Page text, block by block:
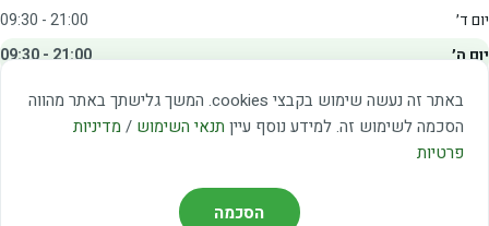
באתר זה נעשה שימוש בקבצי cookies. המשך גלישתך באתר מהווה
הסכמה לשימוש זה. למידע נוסף עיין תנאי השימוש / מדיניות
פרטיות
הסכמה
יום ד׳
09:30 - 21:00
יום ה׳
09:30 - 21:00
09:00 - 15:00
שבת
20:00 - 23:00